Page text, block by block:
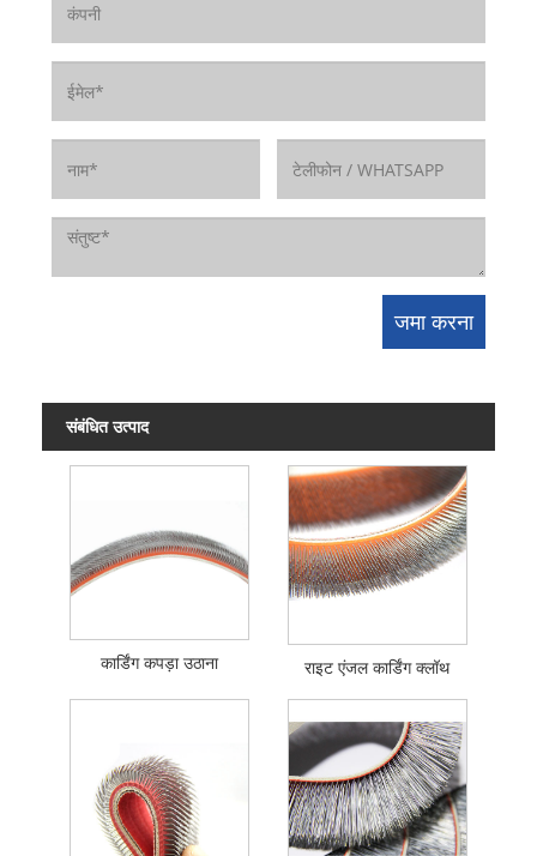
संबंधित उत्पाद
कार्डिंग कपड़ा उठाना राइट एंजल कार्डिंग क्लॉथ